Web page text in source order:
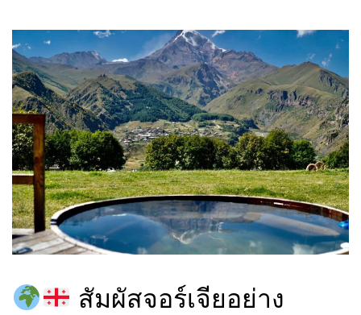
สัมผัสจอร์เจียอย่าง